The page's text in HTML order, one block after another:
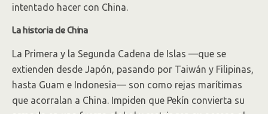
intentado hacer con China.
La historia de China
La Primera y la Segunda Cadena de Islas —que se
extienden desde Japón, pasando por Taiwán y Filipinas,
hasta Guam e Indonesia— son como rejas marítimas
que acorralan a China. Impiden que Pekín convierta su